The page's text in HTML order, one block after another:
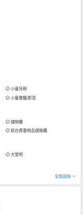
小童牙刷
小童書籍/影音
儲物櫃
前台貴重物品保險櫃
大堂吧
全部設施